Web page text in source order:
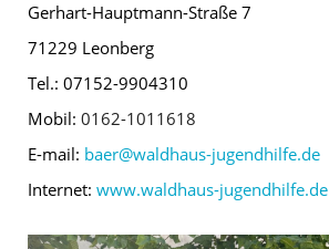
Gerhart-Hauptmann-Straße 7
71229 Leonberg
Tel.: 07152-9904310
Mobil: 0162-1011618
E-mail: baer@waldhaus-jugendhilfe.de
Internet: www.waldhaus-jugendhilfe.de